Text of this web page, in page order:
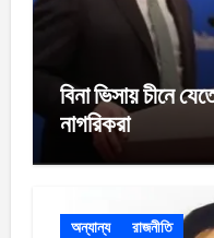
বিনা ভিসায় চীনে
নাগরিকরা
অন্যান্য রাজনীতি